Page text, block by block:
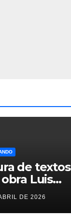
de textos
Luis
en la
ERA
DE 2026